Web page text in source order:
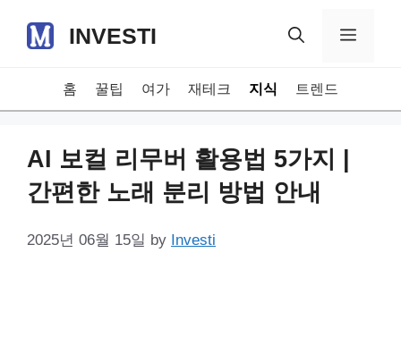
content
INVESTI Menu
홈 꿀팁 여가 재테크 지식 트렌드
AI 보컬 리무버 활용법 5가지 |
간편한 노래 분리 방법 안내
2025년 06월 15일 by Investi